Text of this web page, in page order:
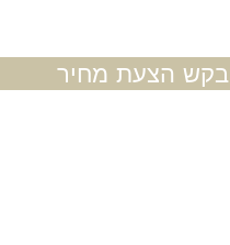
בקש הצעת מחיר